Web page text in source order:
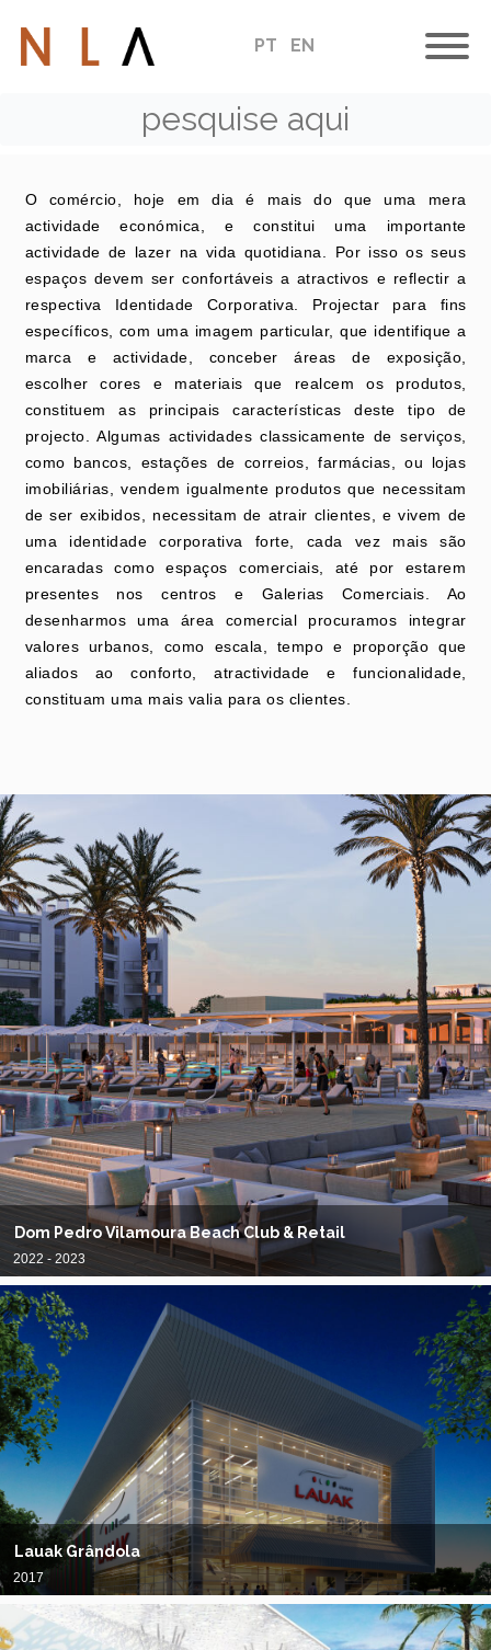
PT EN
Comércio
O comércio, hoje em dia é mais do que uma mera
actividade económica, e constitui uma importante
actividade de lazer na vida quotidiana. Por isso os seus
espaços devem ser confortáveis a atractivos e reflectir a
respectiva Identidade Corporativa. Projectar para fins
específicos, com uma imagem particular, que identifique a
marca e actividade, conceber áreas de exposição,
escolher cores e materiais que realcem os produtos,
constituem as principais características deste tipo de
projecto. Algumas actividades classicamente de serviços,
como bancos, estações de correios, farmácias, ou lojas
imobiliárias, vendem igualmente produtos que necessitam
de ser exibidos, necessitam de atrair clientes, e vivem de
uma identidade corporativa forte, cada vez mais são
encaradas como espaços comerciais, até por estarem
presentes nos centros e Galerias Comerciais. Ao
desenharmos uma área comercial procuramos integrar
valores urbanos, como escala, tempo e proporção que
aliados ao conforto, atractividade e funcionalidade,
constituam uma mais valia para os clientes.
Dom Pedro Vilamoura Beach Club & Retail
2022 - 2023
Lauak Grândola
2017